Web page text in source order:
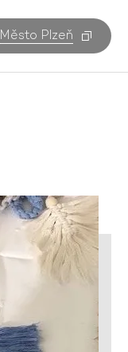
Město Plzeň